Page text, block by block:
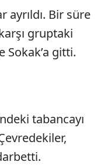
ayrıldı. Bir süre
gruptaki
gitti.
Sesi Aç
tabancayı